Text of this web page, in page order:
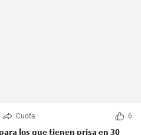
Cuota 6
los que tienen prisa en 30